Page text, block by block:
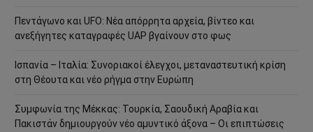
Πεντάγωνο και UFO: Νέα απόρρητα αρχεία, βίντεο και
ανεξήγητες καταγραφές UAP βγαίνουν στο φως
Ισπανία – Ιταλία: Συνοριακοί έλεγχοι, μεταναστευτική κρίση
στη Θέουτα και νέο ρήγμα στην Ευρώπη
Συμφωνία της Μέκκας: Τουρκία, Σαουδική Αραβία και
Πακιστάν δημιουργούν νέο αμυντικό άξονα – Οι επιπτώσεις